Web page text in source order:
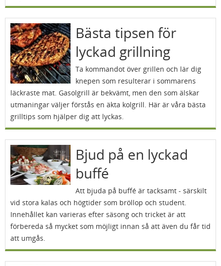
Bästa tipsen för
lyckad grillning
Ta kommandot över grillen och lär dig
knepen som resulterar i sommarens
läckraste mat. Gasolgrill är bekvämt, men den som älskar
utmaningar väljer förstås en äkta kolgrill. Här är våra bästa
grilltips som hjälper dig att lyckas.
Bjud på en lyckad
buffé
Att bjuda på buffé är tacksamt - särskilt
vid stora kalas och högtider som bröllop och student.
Innehållet kan varieras efter säsong och tricket är att
förbereda så mycket som möjligt innan så att även du får tid
att umgås.